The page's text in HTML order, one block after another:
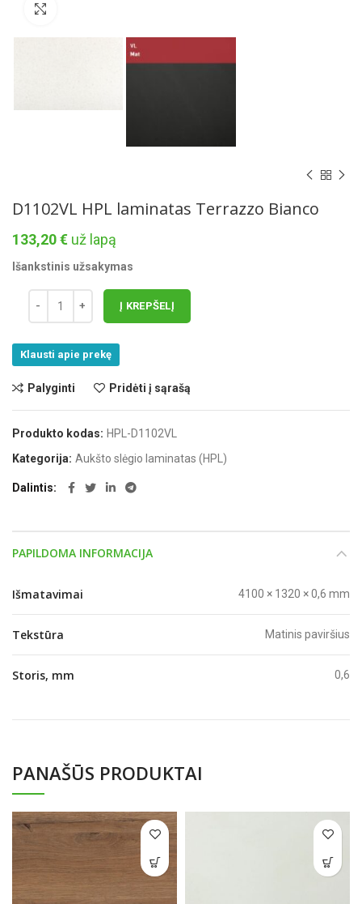
D1102VL HPL laminatas Terrazzo Bianco
133,20€ už lapą
Išankstinis užsakymas
Į KREPŠELĮ
Klausti apie prekę
Palyginti Pridėti į sąrašą
Produkto kodas: HPL-D1102VL
Kategorija: Aukšto slėgio laminatas (HPL)
Dalintis
PAPILDOMA INFORMACIJA
Išmatavimai 4100 × 1320 × 0,6 mm
Tekstūra Matinis paviršius
Storis, mm 0,6
PANAŠŪS PRODUKTAI